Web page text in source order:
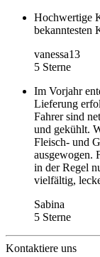
Hochwertige
bekanntesten
vanessa13
5 Sterne
Im Vorjahr
Lieferung
Fahrer sind
und gekühlt.
Fleisch- und
ausgewogen.
in der Regel
vielfältig,
Sabina
5 Sterne
Kontaktiere uns